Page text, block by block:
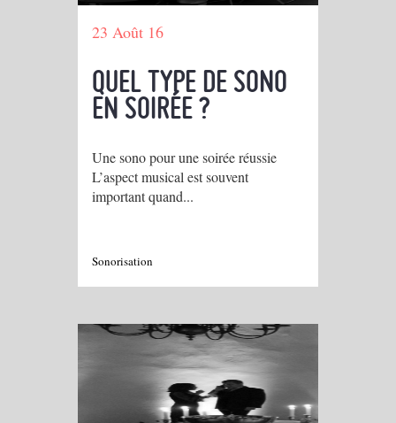
23 Août 16
QUEL TYPE DE SONO
EN SOIRÉE ?
Une sono pour une soirée réussie
L’aspect musical est souvent
important quand...
Sonorisation